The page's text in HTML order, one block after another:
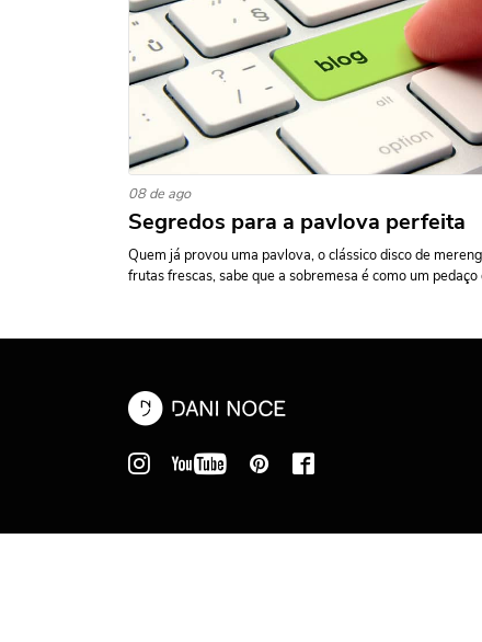
08 de ago
Segredos para a pavlova perfeita
Quem já provou uma pavlova, o clássico disco de
frutas frescas, sabe que a sobremesa é como um pedaço